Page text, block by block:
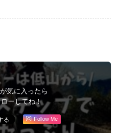
気に入ったら
ーしてね！
Follow Me